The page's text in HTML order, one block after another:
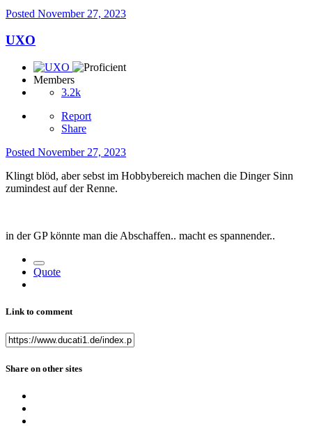
Posted November 27, 2023
UXO
Members
3.2k
Report
Share
Posted November 27, 2023
Klingt blöd, aber sebst im Hobbybereich machen die Dinger Sinn
zumindest auf der Renne.
in der GP könnte man die Abschaffen.. macht es spannender..
Quote
Link to comment
Share on other sites